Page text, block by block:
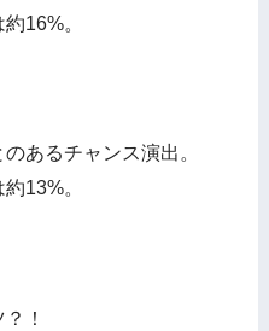
16%。
あるチャンス演出。
13%。
！